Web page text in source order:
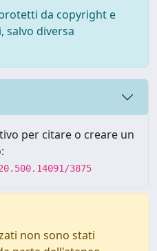
da copyright e
diversa
per citare o creare un
3875
non sono stati